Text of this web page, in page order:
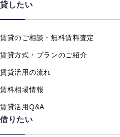
貸したい
賃貸のご相談・無料賃料査定
賃貸方式・プランのご紹介
賃貸活用の流れ
賃料相場情報
賃貸活用Q&A
借りたい